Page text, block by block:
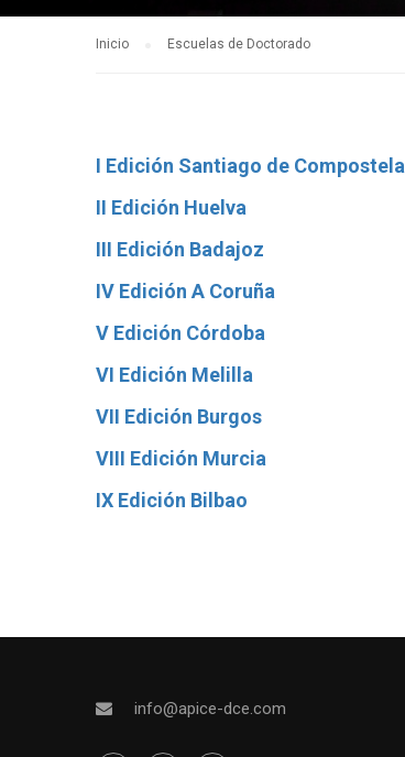
Inicio Escuelas de Doctorado
I Edición Santiago de Compostela
II Edición Huelva
III Edición Badajoz
IV Edición A Coruña
V Edición Córdoba
VI Edición Melilla
VII Edición Burgos
VIII Edición Murcia
IX Edición Bilbao
info@apice-dce.com